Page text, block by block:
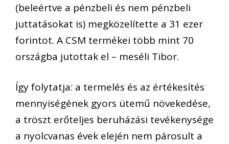
(beleértve a pénzbeli és nem pénzbeli
juttatásokat is) megközelítette a 31 ezer
forintot. A CSM termékei több mint 70
országba jutottak el – meséli Tibor.
Így folytatja: a termelés és az értékesítés
mennyiségének gyors ütemű növekedése,
a tröszt erőteljes beruházási tevékenysége
a nyolcvanas évek elején nem párosult a